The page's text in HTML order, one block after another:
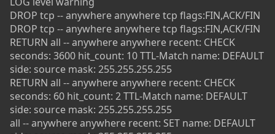
DROP tcp -- anywhere anywhere tcp flags:FIN,ACK/FIN
DROP tcp -- anywhere anywhere tcp flags:FIN,ACK/FIN
RETURN all -- anywhere anywhere recent: CHECK
seconds: 3600 hit_count: 10 TTL-Match name: DEFAULT
side: source mask: 255.255.255.255
RETURN all -- anywhere anywhere recent: CHECK
seconds: 60 hit_count: 2 TTL-Match name: DEFAULT
side: source mask: 255.255.255.255
all -- anywhere anywhere recent: SET name: DEFAULT